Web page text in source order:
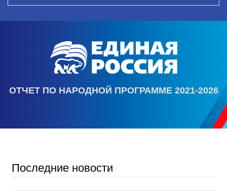
ОТЧЕТ ПО НАРОДНОЙ ПРОГРАММЕ 2021-2026
Последние новости